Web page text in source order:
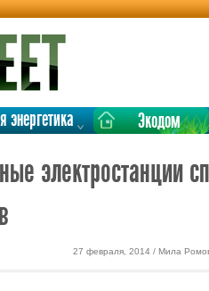
энергетика Экодом
электростанции
27 февраля, 2014 / Мила